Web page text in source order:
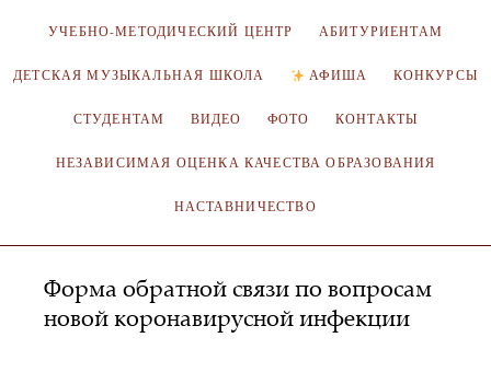
УЧЕБНО-МЕТОДИЧЕСКИЙ ЦЕНТР АБИТУРИЕНТАМ
ДЕТСКАЯ МУЗЫКАЛЬНАЯ ШКОЛА АФИША КОНКУРСЫ
СТУДЕНТАМ ВИДЕО ФОТО КОНТАКТЫ
НЕЗАВИСИМАЯ ОЦЕНКА КАЧЕСТВА ОБРАЗОВАНИЯ
НАСТАВНИЧЕСТВО
Форма обратной связи по вопросам
новой коронавирусной инфекции